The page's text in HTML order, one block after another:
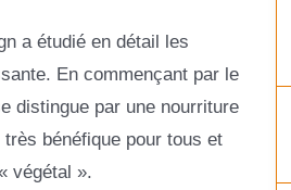
a étudié en détail les
En commençant par le
distingue par une nourriture
bénéfique pour tous et
végétal ».